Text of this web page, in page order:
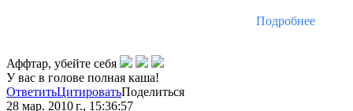
Подробнее
Аффтар, убейте себя
У вас в голове полная каша!
ОтветитьЦитироватьПоделиться
28 мар. 2010 г., 15:36:57